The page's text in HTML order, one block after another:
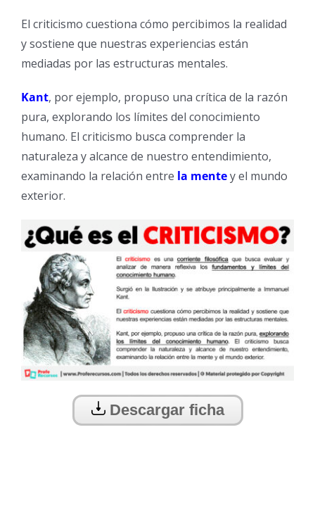
El criticismo cuestiona cómo percibimos la realidad
y sostiene que nuestras experiencias están
mediadas por las estructuras mentales.
Kant, por ejemplo, propuso una crítica de la razón
pura, explorando los límites del conocimiento
humano. El criticismo busca comprender la
naturaleza y alcance de nuestro entendimiento,
examinando la relación entre la mentey el mundo
exterior.
Descargar ficha